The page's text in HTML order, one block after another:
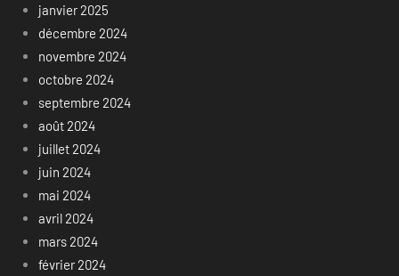
janvier 2025
décembre 2024
novembre 2024
octobre 2024
septembre 2024
août 2024
juillet 2024
juin 2024
mai 2024
avril 2024
mars 2024
février 2024